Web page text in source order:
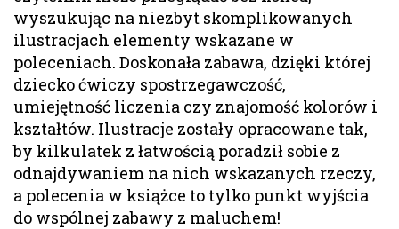
wyszukując na niezbyt skomplikowanych
ilustracjach elementy wskazane w
poleceniach. Doskonała zabawa, dzięki której
dziecko ćwiczy spostrzegawczość,
umiejętność liczenia czy znajomość kolorów i
kształtów. Ilustracje zostały opracowane tak,
by kilkulatek z łatwością poradził sobie z
odnajdywaniem na nich wskazanych rzeczy,
a polecenia w książce to tylko punkt wyjścia
do wspólnej zabawy z maluchem!